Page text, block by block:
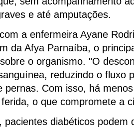
e até amputações.
a enfermeira Ayane
da Afya Parnaíba, o
o organismo. "O
reduzindo o fluxo
pernas. Com isso, há
o que compromete a
pacientes diabéticos podem